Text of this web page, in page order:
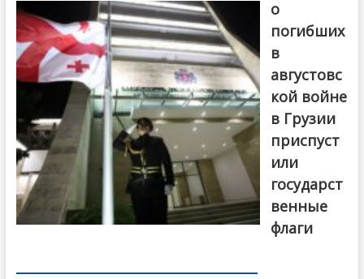
о
погибших
в
августовс
кой войне
в Грузии
приспуст
или
государст
венные
флаги